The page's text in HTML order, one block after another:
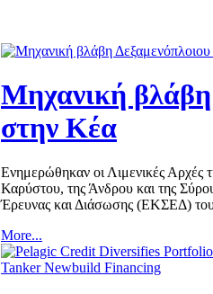
Μηχανική βλάβη
στην Κέα
Ενημερώθηκαν οι Λιμενικές Αρχές
Καρύστου, της Άνδρου και της
Έρευνας και Διάσωσης (ΕΚΣΕΔ)
More...